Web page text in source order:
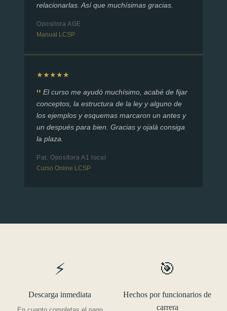
relacionarlas. Así que muchísimas gracias.
Opositora AGE
Manual LCSP
★★★★★
El curso me ayudó muchísimo, acabé de fijar
conceptos, la estructura de la ley y alguno de
los ejemplos y esquemas marcaron un antes y
un después para bien. Gracias y ojalá consiga
la plaza.
Pat. Opositora A1 local
Curso Online LCSP
⚡
Descarga inmediata
🎯
Hechos por funcionarios de
carrera